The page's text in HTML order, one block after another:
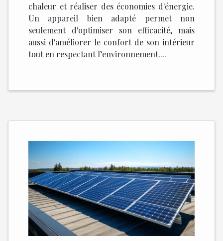
chaleur et réaliser des économies d'énergie.
Un appareil bien adapté permet non
seulement d'optimiser son efficacité, mais
aussi d'améliorer le confort de son intérieur
tout en respectant l’environnement....